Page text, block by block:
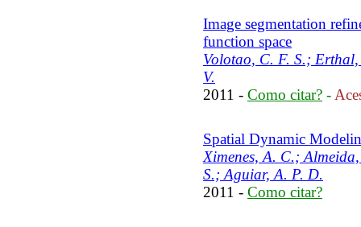
Image segmentation
function space
Volotao, C. F. S.;
V.
2011 - Como citar? -
Spatial Dynamic
Ximenes, A. C.;
S.; Aguiar, A. P. D.
2011 - Como citar?